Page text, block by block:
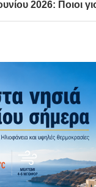
2026: Ποιοι